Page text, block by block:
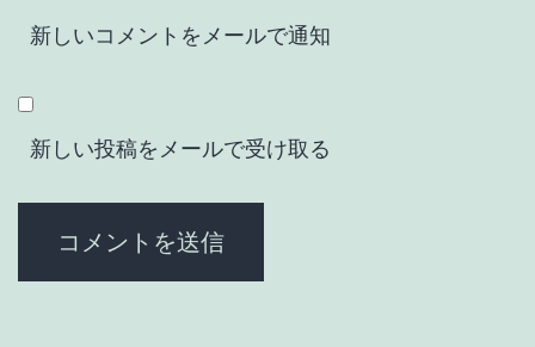
新しいコメントをメールで通知
新しい投稿をメールで受け取る